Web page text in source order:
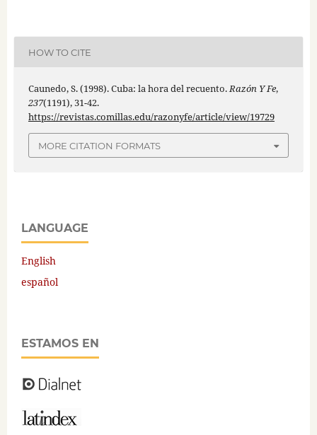
HOW TO CITE
Caunedo, S. (1998). Cuba: la hora del recuento.Razón Y Fe,
237(1191), 31-42.
https://revistas.comillas.edu/razonyfe/article/view/19729
MORE CITATION FORMATS
LANGUAGE
English
español
ESTAMOS EN